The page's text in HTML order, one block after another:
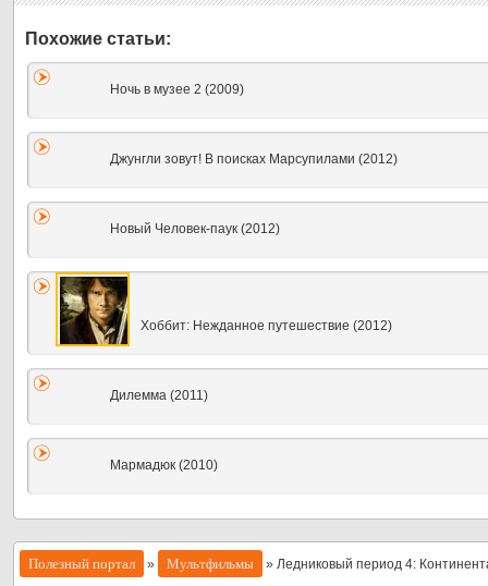
Ночь в музее 2 (2009)
Джунгли зовут! В поисках Марсупилами (2012)
Новый Человек-паук (2012)
Хоббит: Нежданное путешествие (2012)
Дилемма (2011)
Мармадюк (2010)
Полезный портал » Мультфильмы » Ледниковый период 4: